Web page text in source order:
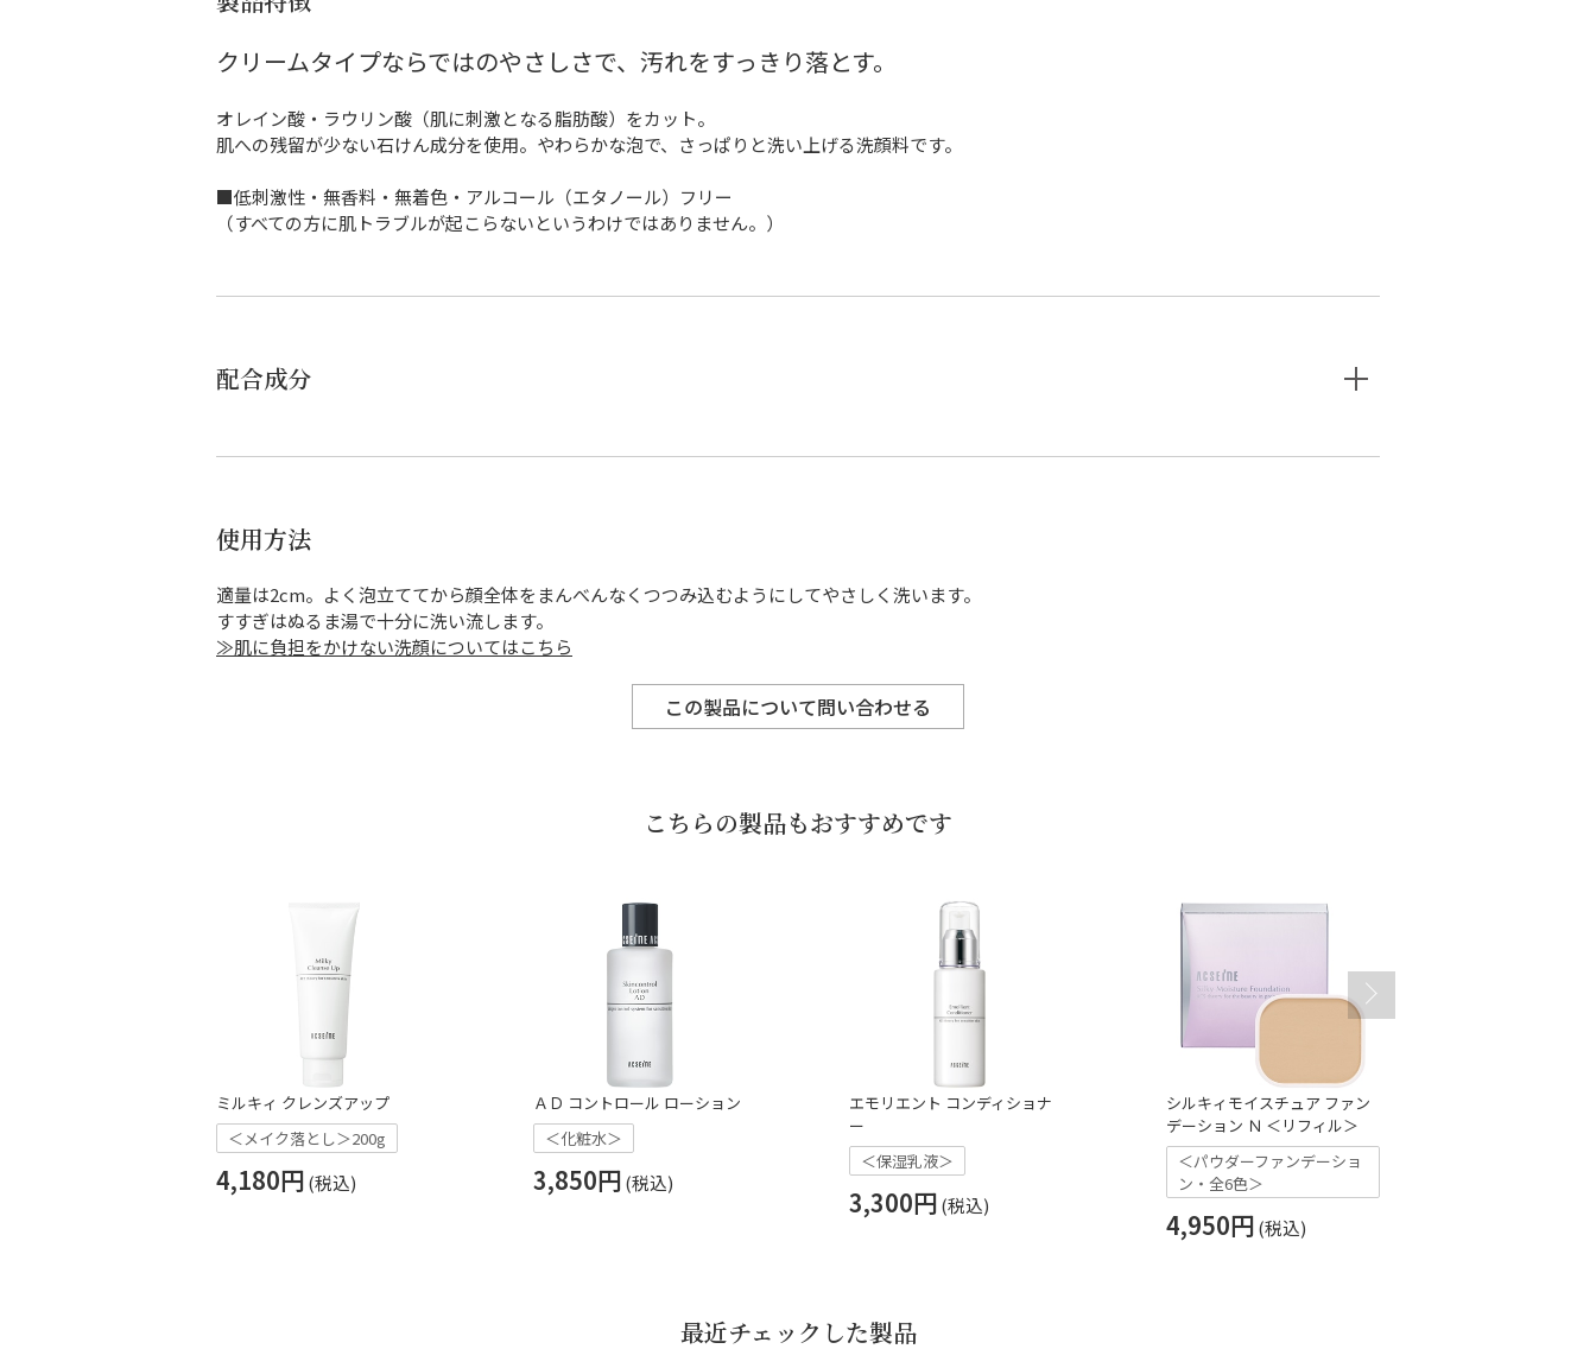
クリームタイプならではのやさしさで、汚れをすっきり落とす。
オレイン酸・ラウリン酸（肌に刺激となる脂肪酸）をカット。
肌への残留が少ない石けん成分を使用。やわらかな泡で、さっぱりと洗い上げる洗顔料です。
■低刺激性・無香料・無着色・アルコール（エタノール）フリー
（すべての方に肌トラブルが起こらないというわけではありません。）
配合成分
使用方法
適量は2cm。よく泡立ててから顔全体をまんべんなくつつみ込むようにしてやさしく洗います。
すすぎはぬるま湯で十分に洗い流します。
≫肌に負担をかけない洗顔についてはこちら
この製品について問い合わせる
こちらの製品もおすすめです
ミルキィ クレンズアップ
＜メイク落とし＞200g
4,180円
ＡＤ コントロール ローション
＜化粧水＞
3,850円
エモリエント コンディショナ
ー
＜保湿乳液＞
3,300円
シルキィモイスチュア ファン
デーション Ｎ ＜リフィル＞
＜パウダーファンデーショ
ン・全6色＞
4,950円
最近チェックした製品